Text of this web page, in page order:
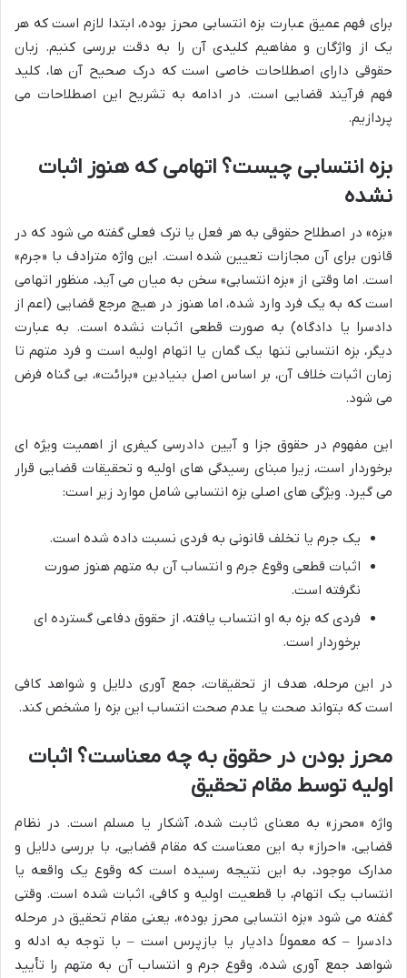
برای فهم عمیق عبارت بزه انتسابی محرز بوده، ابتدا لازم است که هر
یک از واژگان و مفاهیم کلیدی آن را به دقت بررسی کنیم. زبان
حقوقی دارای اصطلاحات خاصی است که درک صحیح آن ها، کلید
فهم فرآیند قضایی است. در ادامه به تشریح این اصطلاحات می
پردازیم.
بزه انتسابی چیست؟ اتهامی که هنوز اثبات
نشده
«بزه» در اصطلاح حقوقی به هر فعل یا ترک فعلی گفته می شود که در
قانون برای آن مجازات تعیین شده است. این واژه مترادف با «جرم»
است. اما وقتی از «بزه انتسابی» سخن به میان می آید، منظور اتهامی
است که به یک فرد وارد شده، اما هنوز در هیچ مرجع قضایی (اعم از
دادسرا یا دادگاه) به صورت قطعی اثبات نشده است. به عبارت
دیگر، بزه انتسابی تنها یک گمان یا اتهام اولیه است و فرد متهم تا
زمان اثبات خلاف آن، بر اساس اصل بنیادین «برائت»، بی گناه فرض
می شود.
این مفهوم در حقوق جزا و آیین دادرسی کیفری از اهمیت ویژه ای
برخوردار است، زیرا مبنای رسیدگی های اولیه و تحقیقات قضایی قرار
می گیرد. ویژگی های اصلی بزه انتسابی شامل موارد زیر است:
یک جرم یا تخلف قانونی به فردی نسبت داده شده است.
اثبات قطعی وقوع جرم و انتساب آن به متهم هنوز صورت
نگرفته است.
فردی که بزه به او انتساب یافته، از حقوق دفاعی گسترده ای
برخوردار است.
در این مرحله، هدف از تحقیقات، جمع آوری دلایل و شواهد کافی
است که بتواند صحت یا عدم صحت انتساب این بزه را مشخص کند.
محرز بودن در حقوق به چه معناست؟ اثبات
اولیه توسط مقام تحقیق
واژه «محرز» به معنای ثابت شده، آشکار یا مسلم است. در نظام
قضایی، «احراز» به این معناست که مقام قضایی، با بررسی دلایل و
مدارک موجود، به این نتیجه رسیده است که وقوع یک واقعه یا
انتساب یک اتهام، با قطعیت اولیه و کافی، اثبات شده است. وقتی
گفته می شود «بزه انتسابی محرز بوده»، یعنی مقام تحقیق در مرحله
دادسرا – که معمولاً دادیار یا بازپرس است – با توجه به ادله و
شواهد جمع آوری شده، وقوع جرم و انتساب آن به متهم را تأیید